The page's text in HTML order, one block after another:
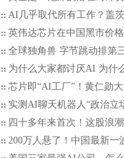
AI几乎取代所有工作？盖
英伟达芯片在中国黑市价
全球独角兽 字节跳动排第
为什么大家都讨厌AI 为什
芯片即“AI工厂”！黄仁勋
实测AI聊天机器人“政治立
四十多年来首次！这股浪
200万人悬了！中国最新一